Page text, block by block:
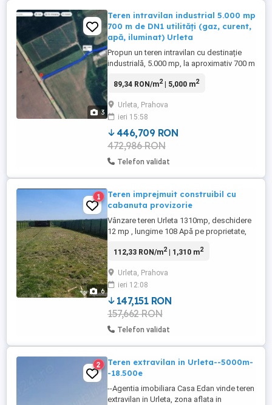
3
Teren intravilan industrial 5.000 mp
700 m de DN1 utilități (gaz, curent,
apă, iluminat) Urleta
Propun un teren intravilan cu destinație
industrială, 5.000 mp, la aproximativ 700 m
hale și logistică în apropiere). Parcela are
dreptunghiulară și e potrivită pentru o
construcție industrială (hală, depozitare,
service, parcare). Utilități: ...
89,34 RON/m2| 5,000 m2
Urleta, Prahova
ieri 15:58
446,709 RON
472,986 RON
Telefon validat
6
1
Teren imprejmuit construibil cu
cabanuta provizorie
Vânzare teren Urleta 1310mp, deschidere
12 mp , lungime 108 Apă pe proprietate,
Zona extrem de liniștită și însorită ideal
perfect pentru relaxare, dar și pentru
acces rapid la oraș. Pe teren exista o
cabanuta ...
112,33 RON/m2| 1,310 m2
Urleta, Prahova
ieri 12:08
147,151 RON
157,662 RON
Telefon validat
2
Teren extravilan in Urleta--5000m-
-18.500e
--Agentia imobiliara Casa Edan vinde teren
extravilan in Urleta, zona aflata in